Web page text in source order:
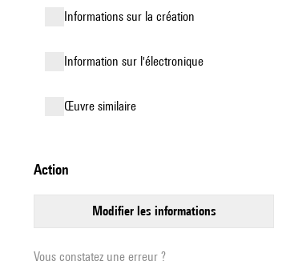
informations sur la création
Information sur l'électronique
œuvre similaire
action
modifier les informations
Vous constatez une erreur ?